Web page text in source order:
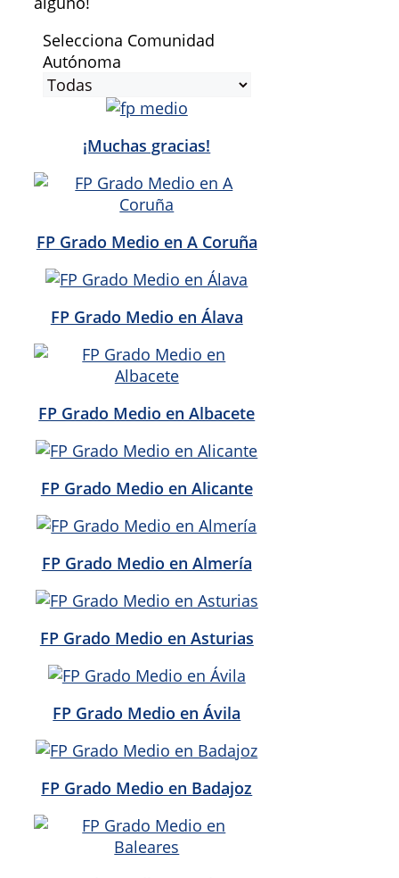
Selecciona Comunidad
Autónoma
¡Muchas gracias!
FP Grado Medio en A Coruña
FP Grado Medio en Álava
FP Grado Medio en Albacete
FP Grado Medio en Alicante
FP Grado Medio en Almería
FP Grado Medio en Asturias
FP Grado Medio en Ávila
FP Grado Medio en Badajoz